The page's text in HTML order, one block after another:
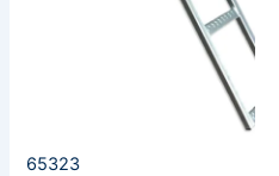
65323